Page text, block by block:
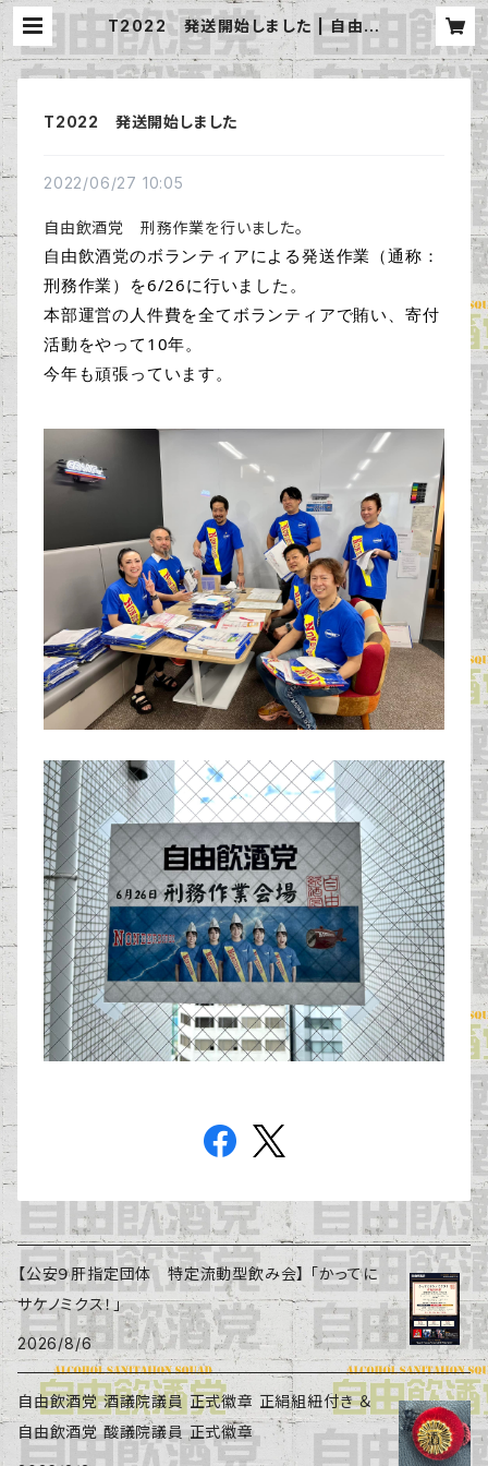
T2022 発送開始しました | 自由飲
酒党 公式BASE
T2022 発送開始しました
2022/06/27 10:05
自由飲酒党 刑務作業を行いました。
自由飲酒党のボランティアによる発送作業（通称：
刑務作業）を6/26に行いました。
本部運営の人件費を全てボランティアで賄い、寄付
活動をやって10年。
今年も頑張っています。
【公安９肝指定団体 特定流動型飲み会】 「かってに
サケノミクス！」
2026/8/6
自由飲酒党 酒議院議員 正式徽章 正絹組紐付き ＆
自由飲酒党 酸議院議員 正式徽章